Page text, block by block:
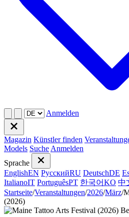
Anmelden
Magazin Künstler finden
Models Suche Anmelden
Sprache
EnglishEN РусскийRU DeutschDE
ItalianoIT PortuguêsPT 한국어KO 中
Startseite/Veranstaltungen/2026/März/
(2026)